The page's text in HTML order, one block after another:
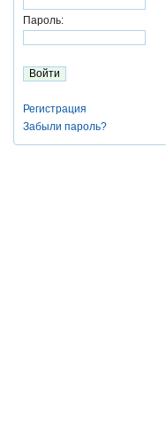
Пароль:
Регистрация
Забыли пароль?